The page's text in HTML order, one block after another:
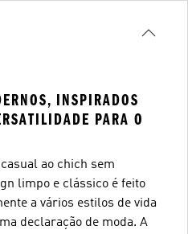
INSPIRADOS
PARA O
ao chich sem
limpo e clássico é feito
a vários estilos de vida
declaração de moda. A